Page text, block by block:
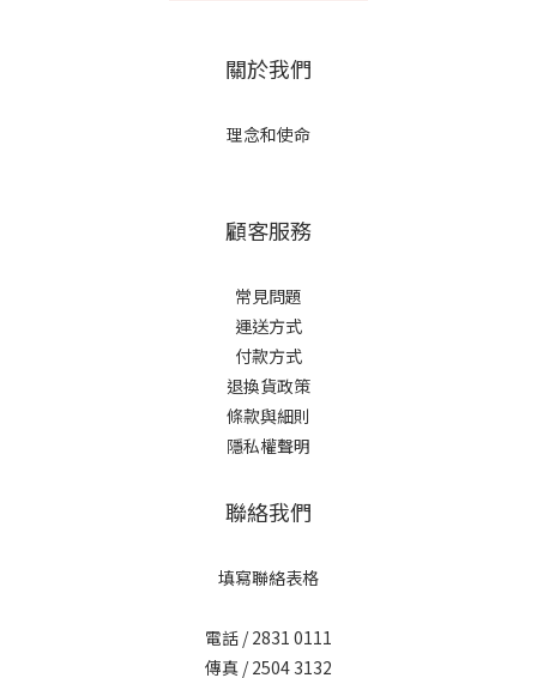
關於我們
理念和使命
顧客服務
常見問題
運送方式
付款方式
退換貨政策
條款與細則
隱私權聲明
聯絡我們
填寫聯絡表格
電話 / 2831 0111
傳真 / 2504 3132